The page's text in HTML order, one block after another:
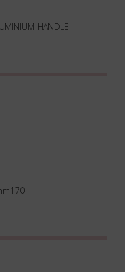
HANDLE